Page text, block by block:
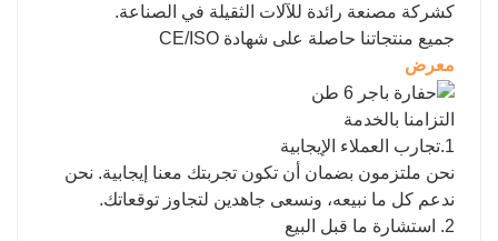
كشركة مصنعة رائدة للآلات الثقيلة في الصناعة.
جميع منتجاتنا حاصلة على شهادة CE/ISO
معرض
التزامنا بالخدمة
1.تجارب العملاء الإيجابية
نحن ملتزمون بضمان أن تكون تجربتك معنا إيجابية. نحن
ندعم كل ما نبيعه، ونسعى جاهدين لتجاوز توقعاتك.
2. استشارة ما قبل البيع